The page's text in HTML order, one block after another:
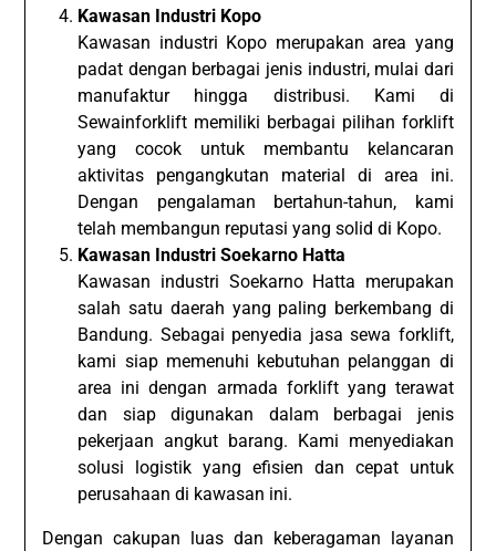
Kawasan Industri Kopo
Kawasan industri Kopo merupakan area yang
padat dengan berbagai jenis industri, mulai dari
manufaktur hingga distribusi. Kami di
Sewainforklift memiliki berbagai pilihan forklift
yang cocok untuk membantu kelancaran
aktivitas pengangkutan material di area ini.
Dengan pengalaman bertahun-tahun, kami
telah membangun reputasi yang solid di Kopo.
Kawasan Industri Soekarno Hatta
Kawasan industri Soekarno Hatta merupakan
salah satu daerah yang paling berkembang di
Bandung. Sebagai penyedia jasa sewa forklift,
kami siap memenuhi kebutuhan pelanggan di
area ini dengan armada forklift yang terawat
dan siap digunakan dalam berbagai jenis
pekerjaan angkut barang. Kami menyediakan
solusi logistik yang efisien dan cepat untuk
perusahaan di kawasan ini.
Dengan cakupan luas dan keberagaman layanan